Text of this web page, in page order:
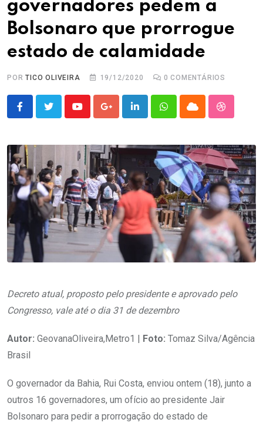
governadores pedem a
Bolsonaro que prorrogue
estado de calamidade
PORTICO OLIVEIRA 19/12/2020 0 COMENTÁRIOS
YoutubeGoogle+LinkedInWhatsappCloud
Decreto atual, proposto pelo presidente e aprovado pelo
Congresso, vale até o dia 31 de dezembro
Autor: GeovanaOliveira,Metro1 | Foto: Tomaz Silva/Agência
Brasil
O governador da Bahia, Rui Costa, enviou ontem (18), junto a
outros 16 governadores, um ofício ao presidente Jair
Bolsonaro para pedir a prorrogação do estado de